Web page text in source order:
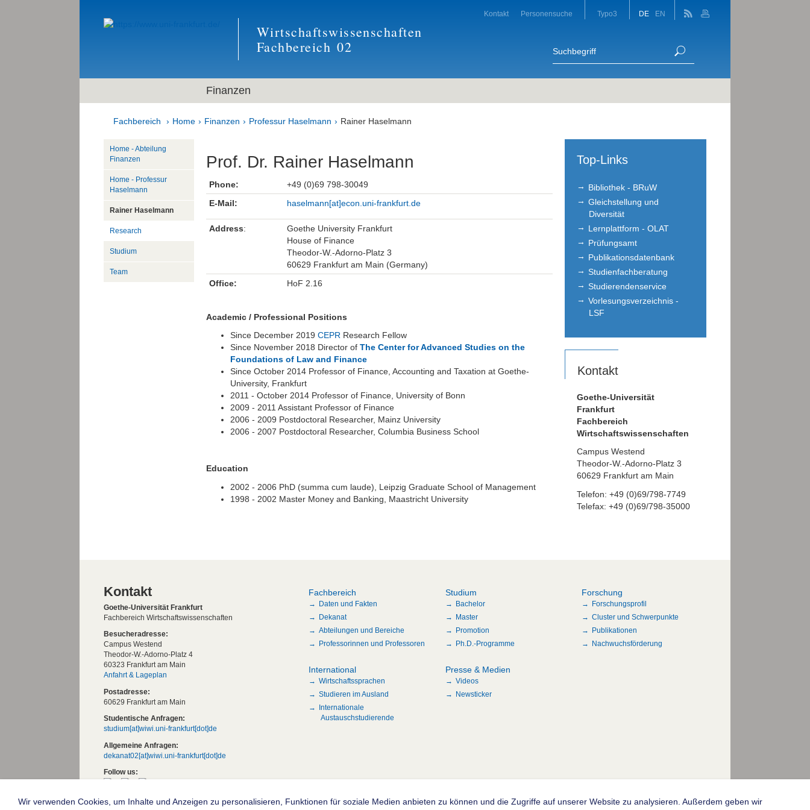
Wirtschaftswissenschaften
Fachbereich 02
Kontakt Personensuche Typo3 DE EN
Finanzen
Fachbereich Home Finanzen Professur Haselmann Rainer Haselmann
Prof. Dr. Rainer Haselmann
Phone:
+49 (0)69 798-30049
E-Mail:
haselmann[at]econ.uni-frankfurt.de
Address:
Goethe University Frankfurt
House of Finance
Theodor-W.-Adorno-Platz 3
60629 Frankfurt am Main (Germany)
Office:
HoF 2.16
Academic / Professional Positions
Since December 2019 CEPR Research Fellow
Since November 2018 Director of The Center for Advanced Studies on the
Foundations of Law and Finance
Since October 2014 Professor of Finance, Accounting and Taxation at Goethe-
University, Frankfurt
2011 - October 2014 Professor of Finance, University of Bonn
2009 - 2011 Assistant Professor of Finance
2006 - 2009 Postdoctoral Researcher, Mainz University
2006 - 2007 Postdoctoral Researcher, Columbia Business School
Education
2002 - 2006 PhD (summa cum laude), Leipzig Graduate School of Management
1998 - 2002 Master Money and Banking, Maastricht University
Home - Abteilung
Finanzen
Home - Professur
Haselmann
Rainer Haselmann
Research
Studium
Team
Top-Links
Bibliothek - BRuW
Gleichstellung und
Diversität
Lernplattform - OLAT
Prüfungsamt
Publikationsdatenbank
Studienfachberatung
Studierendenservice
Vorlesungsverzeichnis -
LSF
Kontakt
Goethe-Universität
Frankfurt
Fachbereich
Wirtschaftswissenschaften
Campus Westend
Theodor-W.-Adorno-Platz 3
60629 Frankfurt am Main
Telefon: +49 (0)69/798-7749
Telefax: +49 (0)69/798-35000
Kontakt
Goethe-Universität Frankfurt
Fachbereich Wirtschaftswissenschaften
Besucheradresse:
Campus Westend
Theodor-W.-Adorno-Platz 4
60323 Frankfurt am Main
Anfahrt & Lageplan
Postadresse:
60629 Frankfurt am Main
Studentische Anfragen:
studium[at]wiwi.uni-frankfurt[dot]de
Allgemeine Anfragen:
dekanat02[at]wiwi.uni-frankfurt[dot]de
Follow us:
Fachbereich
Daten und Fakten
Dekanat
Abteilungen und Bereiche
Professorinnen und Professoren
Studium
Bachelor
Master
Promotion
Ph.D.-Programme
Forschung
Forschungsprofil
Cluster und Schwerpunkte
Publikationen
Nachwuchsförderung
International
Wirtschaftssprachen
Studieren im Ausland
Internationale
Austauschstudierende
Presse & Medien
Videos
Newsticker
Die Goethe-Universität Frankfurt am Main © 2004-2026 Goethe-Universität Frankfurt am Main
Wir verwenden Cookies, um Inhalte und Anzeigen zu personalisieren, Funktionen für soziale Medien anbieten zu können und die Zugriffe auf unserer Website zu analysieren. Außerdem geben wir